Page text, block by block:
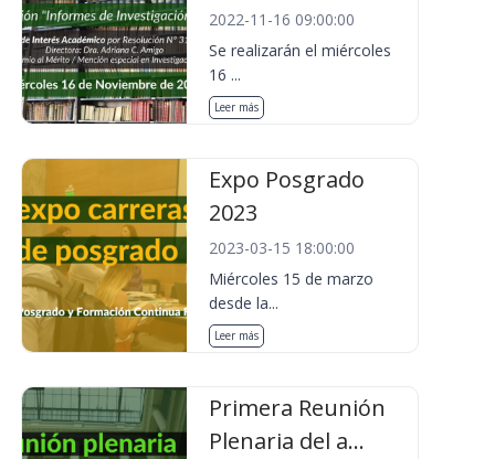
2022-11-16 09:00:00
Se realizarán el miércoles
16 ...
Leer más
Expo Posgrado
2023
2023-03-15 18:00:00
Miércoles 15 de marzo
desde la...
Leer más
Primera Reunión
Plenaria del a...